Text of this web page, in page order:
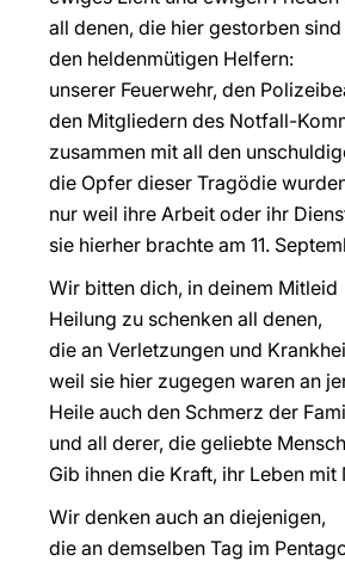
all denen, die hier gestorben sind
den heldenmütigen Helfern:
unserer Feuerwehr, den
den Mitgliedern des Notfall-
zusammen mit all den
die Opfer dieser Tragödie
nur weil ihre Arbeit oder ihr
sie hierher brachte am 11.
Wir bitten dich, in deinem Mitleid
Heilung zu schenken all denen,
die an Verletzungen und
weil sie hier zugegen waren an
Heile auch den Schmerz der
und all derer, die geliebte
Gib ihnen die Kraft, ihr Leben
Wir denken auch an diejenigen,
die an demselben Tag im